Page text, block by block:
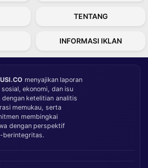
TENTANG
INFORMASI IKLAN
menyajikan laporan
ekonomi, dan isu
dengan ketelitian analitis
memukau, serta
membingkai
dengan perspektif
berintegritas.